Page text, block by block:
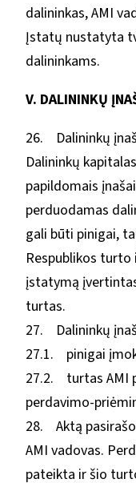
dalininkas, AMI
Įstatų nustatyta
dalininkams.
V. DALININKŲ
26. Dalininkų
Dalininkų
papildomais
perduodamas
gali būti pinigai,
Respublikos
įstatymą
turtas.
27. Dalininkų
27.1. pinigai
27.2. turtas AMI
perdavimo-
28. Aktą
AMI vadovas.
pateikta ir šio